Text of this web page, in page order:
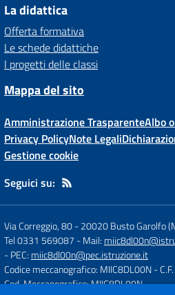
La didattica
Offerta formativa
Le schede didattiche
I progetti delle classi
Mappa del sito
Amministrazione TrasparenteAlbo
Privacy PolicyNote Legali
Gestione cookie
Seguici su:
Via Correggio, 80-20020 Busto Garolfo
Tel 0331 569087 - Mail:
- PEC: miic8dl00n@pec.istruzione.it
Codice meccanografico: MIIC8DL00N-
Cod. Meccanografico: MIIC8DL00N